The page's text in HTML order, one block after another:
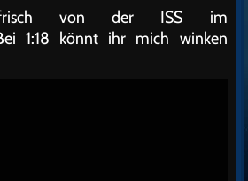
frisch von der ISS im
1:18 könnt ihr mich winken